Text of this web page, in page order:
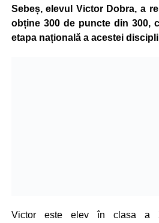
Sebeș, elevul Victor Dobra, a
obține 300 de puncte din 300,
etapa națională a acestei
Victor este elev în clasa a